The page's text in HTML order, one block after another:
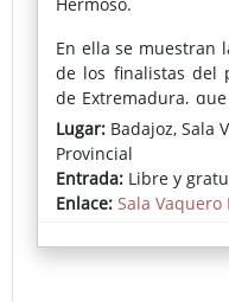
Hermoso.
En ella se muestran
de los finalistas del
de Extremadura,
una referencia
importantes de
Un Jurado
personalidades del
es el catedrático
Lugar: Badajoz, Sala
Provincial
Entrada: Libre y
Enlace: Sala Vaquero